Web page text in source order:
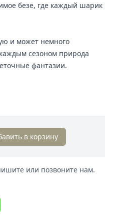
безе, где каждый шарик
и может немного
сезоном природа
фантазии.
в корзину
или позвоните нам.